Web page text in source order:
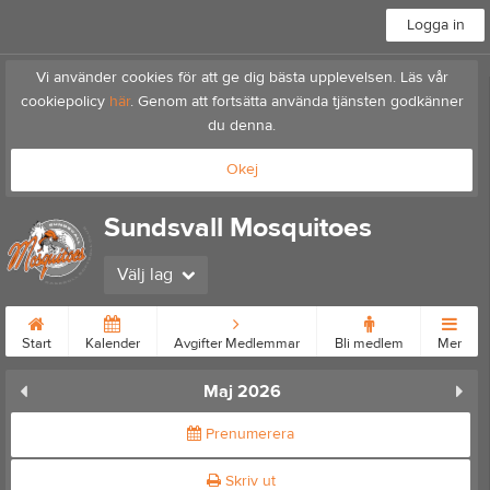
Logga in
Vi använder cookies för att ge dig bästa upplevelsen. Läs vår
cookiepolicy här. Genom att fortsätta använda tjänsten godkänner
du denna.
Okej
Sundsvall Mosquitoes
Välj lag
Start Kalender Avgifter Medlemmar Bli medlem Mer
Maj 2026
Prenumerera
Skriv ut